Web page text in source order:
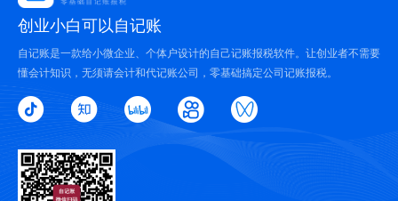
创业小白可以自记账
自记账是一款给小微企业、个体户设计的自己记账报税软件。让创业者不需要
懂会计知识，无须请会计和代记账公司，零基础搞定公司记账报税。